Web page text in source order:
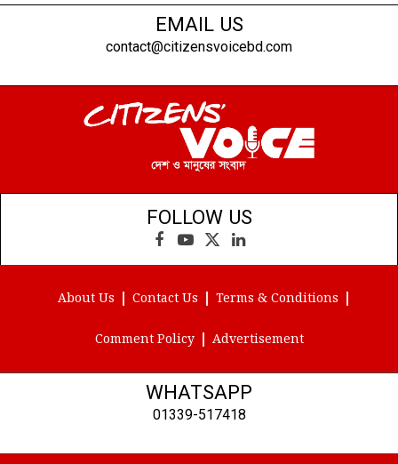
EMAIL US
contact@citizensvoicebd.com
FOLLOW US
Facebook
YouTube
X
(Twitter)
LinkedIn
About Us Contact Us Terms & Conditions
Comment Policy Advertisement
WHATSAPP
01339-517418